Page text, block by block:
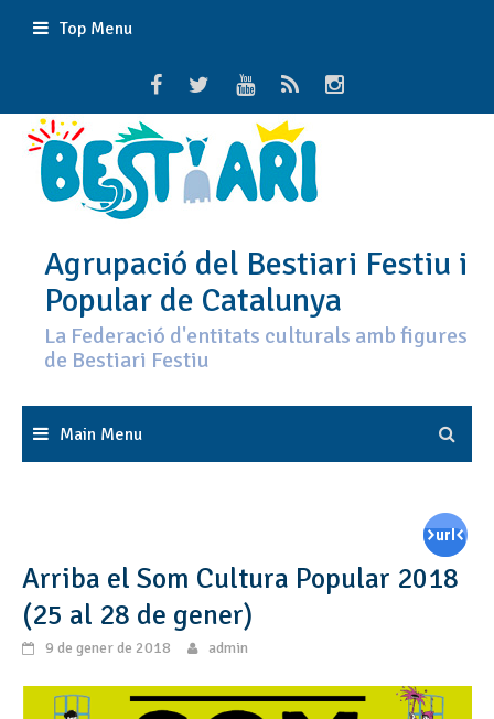
Top Menu
Agrupació del Bestiari Festiu i
Popular de Catalunya
La Federació d'entitats culturals amb figures
de Bestiari Festiu
Main Menu
Arriba el Som Cultura Popular 2018
(25 al 28 de gener)
9 de gener de 2018 admin